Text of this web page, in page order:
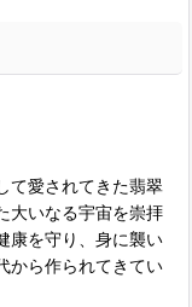
て愛されてきた翡翠
大いなる宇宙を崇拝
康を守り、身に襲い
から作られてきてい